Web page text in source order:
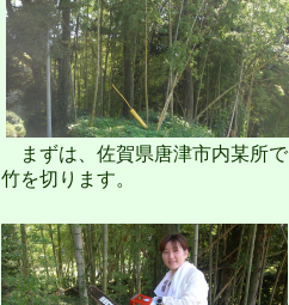
まずは、佐賀県唐津市内某所で
竹を切ります。